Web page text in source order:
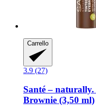
Carrello
3.9 (27)
Santé – naturally.
Brownie (3,50 ml)